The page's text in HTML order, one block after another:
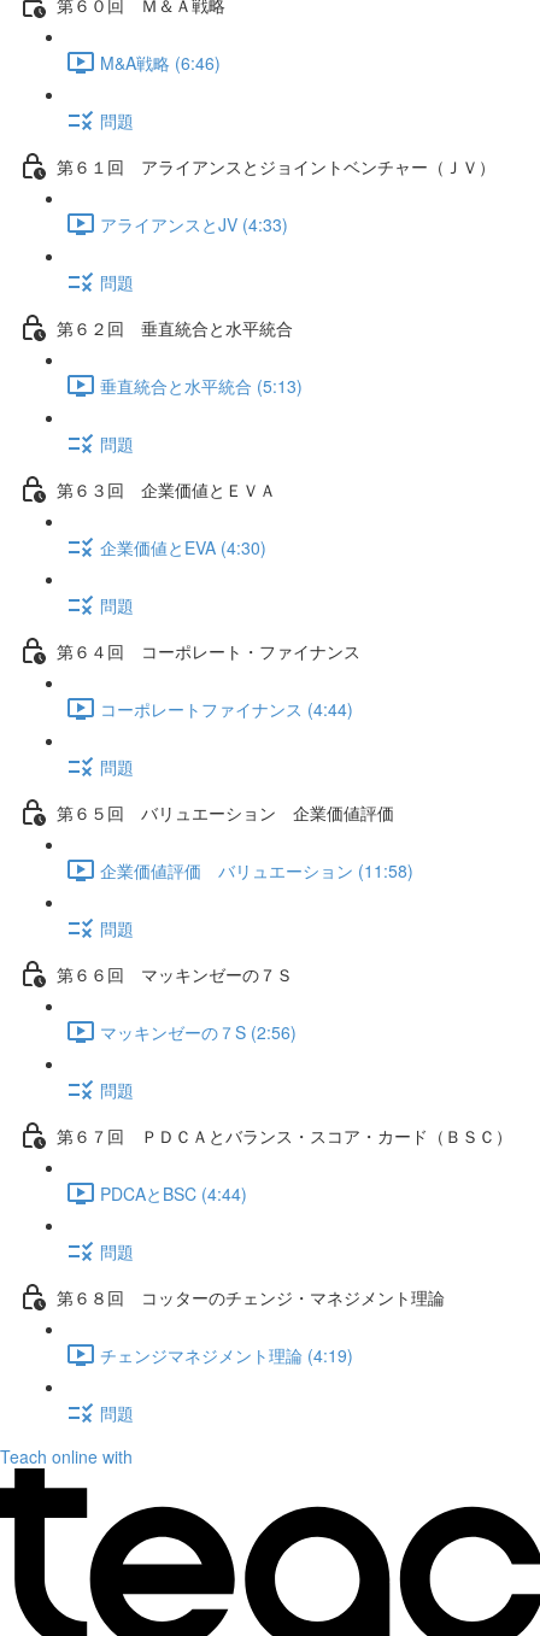
M&A戦略 (6:46)
問題
第６１回 アライアンスとジョイントベンチャー（ＪＶ）
アライアンスとJV (4:33)
問題
第６２回 垂直統合と水平統合
垂直統合と水平統合 (5:13)
問題
第６３回 企業価値とＥＶＡ
企業価値とEVA (4:30)
問題
第６４回 コーポレート・ファイナンス
コーポレートファイナンス (4:44)
問題
第６５回 バリュエーション 企業価値評価
企業価値評価 バリュエーション (11:58)
問題
第６６回 マッキンゼーの７Ｓ
マッキンゼーの７S (2:56)
問題
第６７回 ＰＤＣＡとバランス・スコア・カード（ＢＳＣ）
PDCAとBSC (4:44)
問題
第６８回 コッターのチェンジ・マネジメント理論
チェンジマネジメント理論 (4:19)
問題
Teach online with